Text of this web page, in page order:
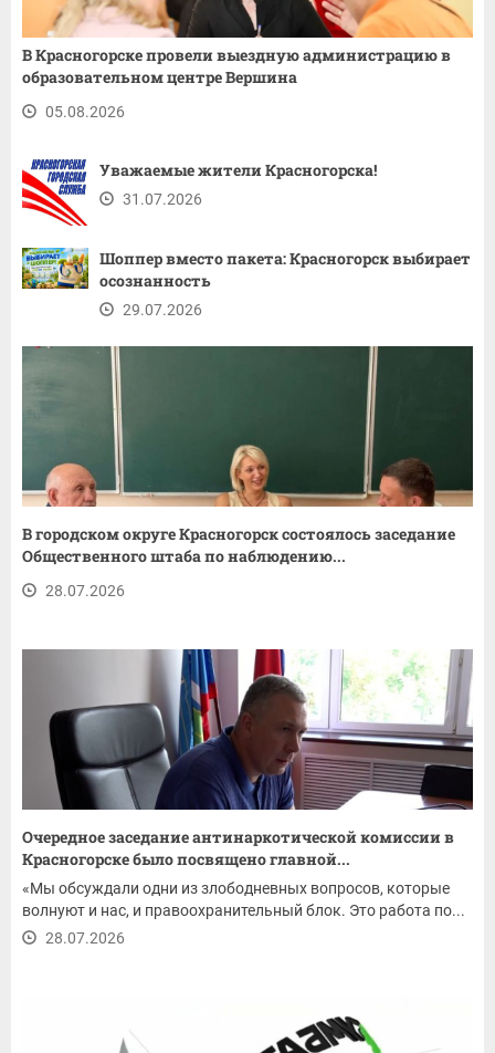
В Красногорске провели выездную администрацию в
образовательном центре Вершина
05.08.2026
Уважаемые жители Красногорска!
31.07.2026
Шоппер вместо пакета: Красногорск выбирает
осознанность
29.07.2026
В городском округе Красногорск состоялось заседание
Общественного штаба по наблюдению...
28.07.2026
Очередное заседание антинаркотической комиссии в
Красногорске было посвящено главной...
«Мы обсуждали одни из злободневных вопросов, которые
волнуют и нас, и правоохранительный блок. Это работа по...
28.07.2026